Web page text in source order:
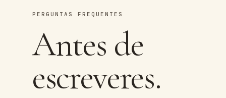
PERGUNTAS FREQUENTES
Antes de
escreveres.